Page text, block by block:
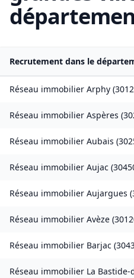
Recrutement dans le
Réseau immobilier Arphy (
Réseau immobilier Aspères (
Réseau immobilier Aubais (
Réseau immobilier Aujac (
Réseau immobilier Aujargues (
Réseau immobilier Avèze (
Réseau immobilier Barjac (
Réseau immobilier La Bastide-